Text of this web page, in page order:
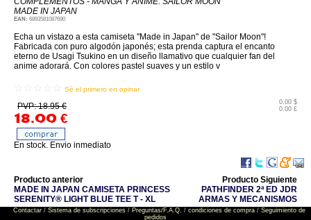
MADE IN JAPAN
EAN: 6893581087690
Echa un vistazo a esta camiseta "Made in Japan" de "Sailor Moon"!
Fabricada con puro algodón japonés; esta prenda captura el encanto
eterno de Usagi Tsukino en un diseño llamativo que cualquier fan del
anime adorará. Con colores pastel suaves y un estilo v
Sé el primero en opinar
PVP: 18.95 €
18.00 €
0.00 $
0.00 £
En stock. Envio inmediato
Producto anterior
MADE IN JAPAN CAMISETA PRINCESS
SERENITY® LIGHT BLUE TEE T - XL
Producto Siguiente
PATHFINDER 2ª ED JDR
ARMAS Y MECANISMOS
Contactar/ Sistema de subscripciones/ Preguntas/F.A.Q. / condiciones de compra/ Seguimiento de
pedidos